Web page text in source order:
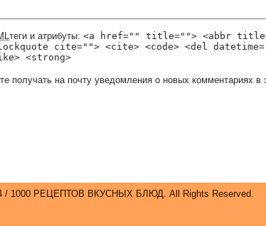
теги и атрибуты: <a href="" title=""> <abbr
cite=""> <cite> <code> <del
<strong>
получать на почту уведомления о новых комментариях в
/ 1000 РЕЦЕПТОВ ВКУСНЫХ БЛЮД. All Rights Reserved.